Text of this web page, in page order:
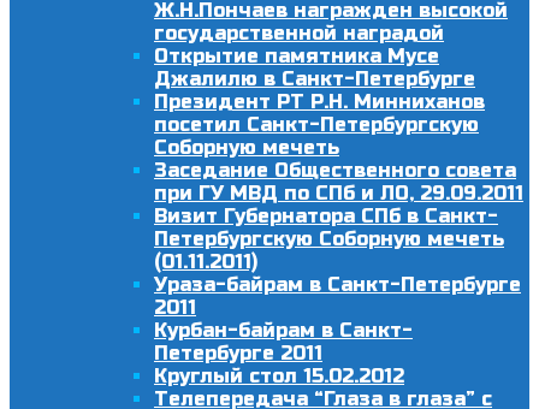
Ж.Н.Пончаев награжден высокой
государственной наградой
Открытие памятника Мусе
Джалилю в Санкт-Петербурге
Президент РТ Р.Н. Минниханов
посетил Санкт-Петербургскую
Соборную мечеть
Заседание Общественного совета
при ГУ МВД по СПб и ЛО, 29.09.2011
Визит Губернатора СПб в Санкт-
Петербургскую Соборную мечеть
(01.11.2011)
Ураза-байрам в Санкт-Петербурге
2011
Курбан-байрам в Санкт-
Петербурге 2011
Круглый стол 15.02.2012
Телепередача “Глаза в глаза” с